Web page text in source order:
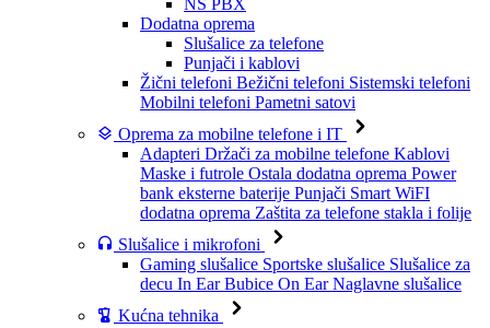
NS PBX
Dodatna oprema
Slušalice za telefone
Punjači i kablovi
Žični telefoni Bežični telefoni Sistemski telefoni
Mobilni telefoni Pametni satovi
Oprema za mobilne telefone i IT
Adapteri Držači za mobilne telefone Kablovi
Maske i futrole Ostala dodatna oprema Power
bank eksterne baterije Punjači Smart WiFI
dodatna oprema Zaštita za telefone stakla i folije
Slušalice i mikrofoni
Gaming slušalice Sportske slušalice Slušalice za
decu In Ear Bubice On Ear Naglavne slušalice
Kućna tehnika